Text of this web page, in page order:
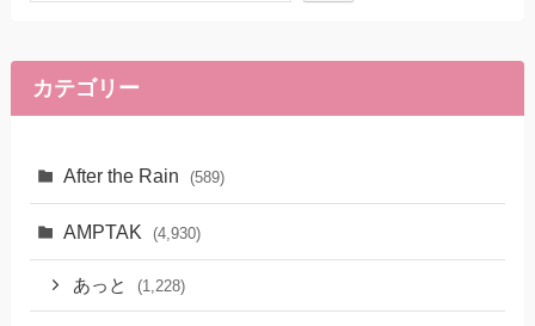
カテゴリー
After the Rain (589)
AMPTAK (4,930)
あっと (1,228)